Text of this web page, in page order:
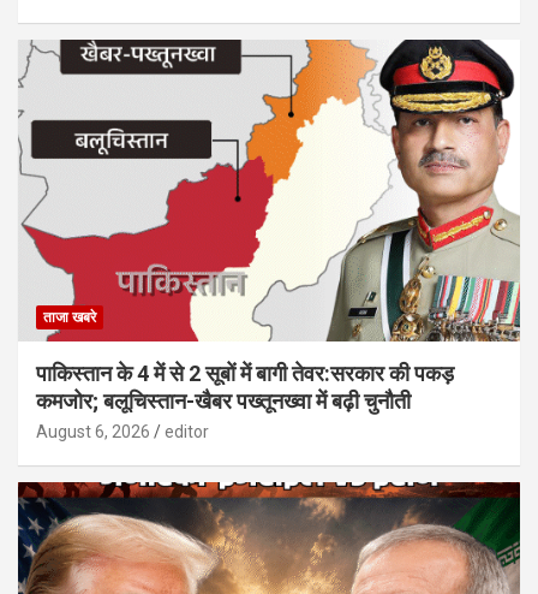
ताजा खबरे
पाकिस्तान के 4 में से 2 सूबों में बागी तेवर:सरकार की पकड़
कमजोर; बलूचिस्तान-खैबर पख्तूनख्वा में बढ़ी चुनौती
August 6, 2026 editor